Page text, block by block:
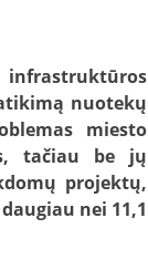
nuotekų
miesto
tačiau be jų
projektų,
nei 11,1